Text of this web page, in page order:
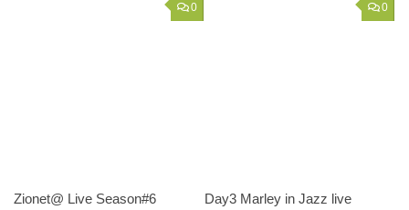
0
Zionet@ Live Season#6
0
Day3 Marley in Jazz live